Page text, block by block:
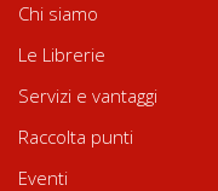
Chi siamo
Le Librerie
Servizi e vantaggi
Raccolta punti
Eventi